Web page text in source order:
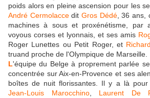
poids alors en pleine ascension pour les
André Cermolaccedit Gros Dédé, 36 ans,
machines à sous et proxénétisme, par
voyous corses et lyonnais, et ses amis
Roger Lunettes ou Petit Roger, et
truand proche de l'Olympique de Marseille.
L'équipe du Belge à proprement parlée
concentrée sur Aix-en-Provence et ses
boîtes de nuit florissantes. Il y a là pour
Jean-Louis Marocchino, Laurent De